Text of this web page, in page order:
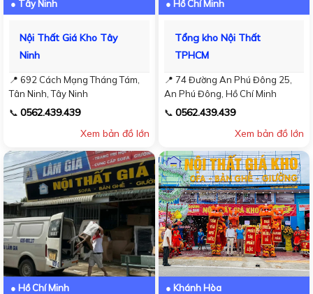
● Tây Ninh
Nội Thất Giá Kho Tây
Ninh
📍 692 Cách Mạng Tháng Tám,
Tân Ninh, Tây Ninh
📞 0562.439.439
Xem bản đồ lớn
● Hồ Chí Minh
Tổng kho Nội Thất
TPHCM
📍 74 Đường An Phú Đông 25,
An Phú Đông, Hồ Chí Minh
📞 0562.439.439
Xem bản đồ lớn
● Hồ Chí Minh ● Khánh Hòa